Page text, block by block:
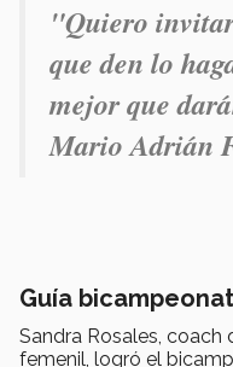
"Quiero
que den lo
mejor que
Mario Adrián
Guía
Sandra Rosales,
femenil, logró el